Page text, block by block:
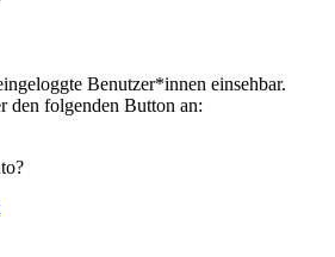
Benutzer*innen einsehbar.
den folgenden Button an: